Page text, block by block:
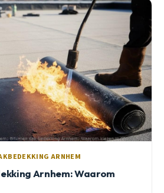
ARNHEM
Arnhem: Waarom